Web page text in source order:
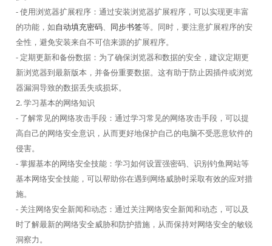
- 使用浏览器扩展程序：通过安装浏览器扩展程序，可以实现更丰富
的功能，如自动填充密码、 同步书签等。同时，要注意扩展程序的安
全性，避免安装来自不可信来源的扩展程序。
- 定期更新和备份数据：为了确保浏览器和数据的安全，建议定期更
新浏览器到最新版本，并备份重要数据。这有助于防止因插件或浏览
器漏洞导致的数据丢失或损坏。
2. 学习基本的网络知识
- 了解常见的网络攻击手段：通过学习常见的网络攻击手段，可以提
高自己的网络安全意识，从而更好地保护自己的电脑不受恶意软件的
侵害。
- 掌握基本的网络安全技能：学习如何设置强密码、识别钓鱼网站等
基本网络安全技能，可以帮助你在遇到网络威胁时采取有效的应对措
施。
- 关注网络安全新闻和动态：通过关注网络安全新闻和动态，可以及
时了解最新的网络安全威胁和防护措施，从而保持对网络安全的敏锐
洞察力。